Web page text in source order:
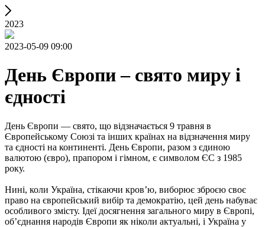
2023
2023-05-09 09:00
День Європи – свято миру і
єдності
День Європи — свято, що відзначається 9 травня в
Європейському Союзі та інших країнах на відзначення миру
та єдності на континенті. День Європи, разом з єдиною
валютою (євро), прапором і гімном, є символом ЄС з 1985
року.
Нині, коли Україна, стікаючи кров’ю, виборює зброєю своє
право на європейський вибір та демократію, цей день набуває
особливого змісту. Ідеї досягнення загального миру в Європі,
об’єднання народів Європи як ніколи актуальні, і Україна у